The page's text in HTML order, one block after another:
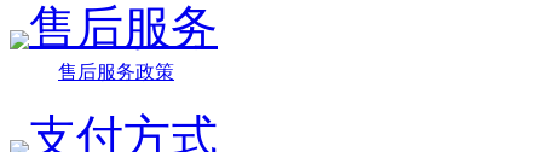
售后服务
售后服务政策
支付方式